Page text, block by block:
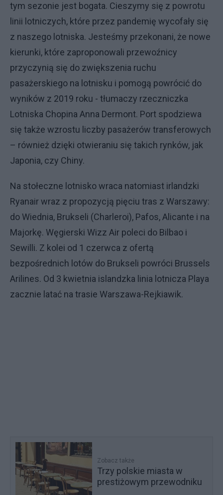
tym sezonie jest bogata. Cieszymy się z powrotu
linii lotniczych, które przez pandemię wycofały się
z naszego lotniska. Jesteśmy przekonani, że nowe
kierunki, które zaproponowali przewoźnicy
przyczynią się do zwiększenia ruchu
pasażerskiego na lotnisku i pomogą powrócić do
wyników z 2019 roku - tłumaczy rzeczniczka
Lotniska Chopina Anna Dermont. Port spodziewa
się także wzrostu liczby pasażerów transferowych
– również dzięki otwieraniu się takich rynków, jak
Japonia, czy Chiny.
Na stołeczne lotnisko wraca natomiast irlandzki
Ryanair wraz z propozycją pięciu tras z Warszawy:
do Wiednia, Brukseli (Charleroi), Pafos, Alicante i na
Majorkę. Węgierski Wizz Air poleci do Bilbao i
Sewilli. Z kolei od 1 czerwca z ofertą
bezpośrednich lotów do Brukseli powróci Brussels
Arilines. Od 3 kwietnia islandzka linia lotnicza Playa
zacznie latać na trasie Warszawa-Rejkiawik.
Zobacz także
Trzy polskie miasta w
prestiżowym przewodniku